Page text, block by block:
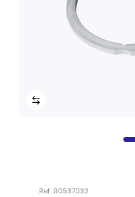
Ref. 90537032